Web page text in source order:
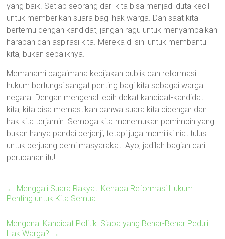
yang baik. Setiap seorang dari kita bisa menjadi duta kecil
untuk memberikan suara bagi hak warga. Dan saat kita
bertemu dengan kandidat, jangan ragu untuk menyampaikan
harapan dan aspirasi kita. Mereka di sini untuk membantu
kita, bukan sebaliknya.
Memahami bagaimana kebijakan publik dan reformasi
hukum berfungsi sangat penting bagi kita sebagai warga
negara. Dengan mengenal lebih dekat kandidat-kandidat
kita, kita bisa memastikan bahwa suara kita didengar dan
hak kita terjamin. Semoga kita menemukan pemimpin yang
bukan hanya pandai berjanji, tetapi juga memiliki niat tulus
untuk berjuang demi masyarakat. Ayo, jadilah bagian dari
perubahan itu!
← Menggali Suara Rakyat: Kenapa Reformasi Hukum
Penting untuk Kita Semua
Mengenal Kandidat Politik: Siapa yang Benar-Benar Peduli
Hak Warga? →